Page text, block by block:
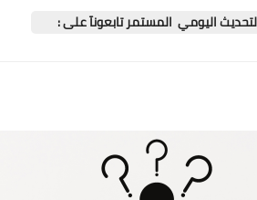
اليومي المستمر تابعونآ على :